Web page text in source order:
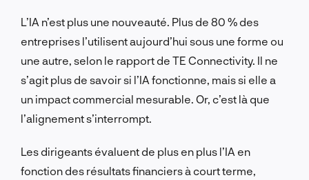
L’IA n’est plus une nouveauté. Plus de 80 % des
entreprises l’utilisent aujourd’hui sous une forme ou
une autre, selon le rapport de TE Connectivity. Il ne
s’agit plus de savoir si l’IA fonctionne, mais si elle a
un impact commercial mesurable. Or, c’est là que
l’alignement s’interrompt.
Les dirigeants évaluent de plus en plus l’IA en
fonction des résultats financiers à court terme,